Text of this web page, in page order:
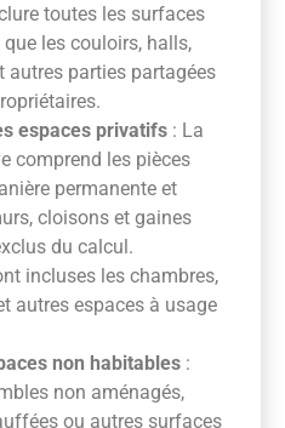
toutes les surfaces
les couloirs, halls,
autres parties partagées
espaces privatifs : La
comprend les pièces
permanente et
cloisons et gaines
du calcul.
incluses les chambres,
autres espaces à usage
non habitables :
non aménagés,
ou autres surfaces